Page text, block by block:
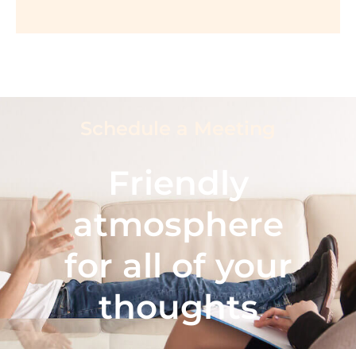
Friendly
atmosphere
for all of your
thoughts